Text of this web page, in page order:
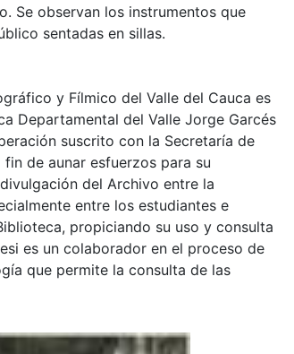
Se observan los instrumentos que
sentadas en sillas.
y Fílmico del Valle del Cauca es
Departamental del Valle Jorge Garcés
suscrito con la Secretaría de
de aunar esfuerzos para su
del Archivo entre la
entre los estudiantes e
propiciando su uso y consulta
es un colaborador en el proceso de
que permite la consulta de las